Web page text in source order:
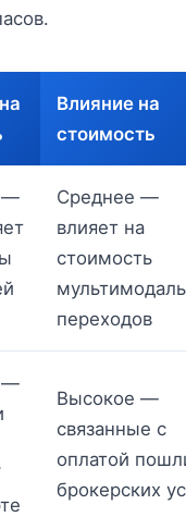
Влияние на
стоимость
—
Среднее —
влияет на
стоимость
переходов
—
Высокое —
связанные с
оплатой
брокерских